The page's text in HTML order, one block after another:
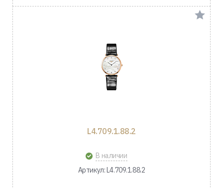
L4.709.1.88.2
В наличии
Артикул: L4.709.1.88.2